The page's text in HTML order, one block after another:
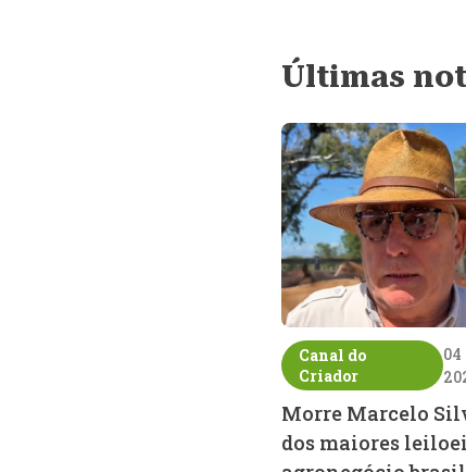
Últimas
Canal do
Criador
04
Morre Marcelo
dos maiores